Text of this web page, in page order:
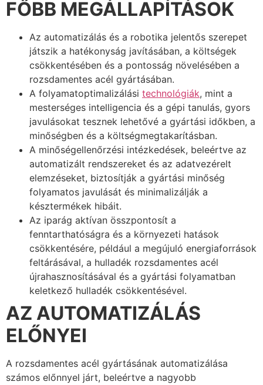
FŐBB MEGÁLLAPÍTÁSOK
Az automatizálás és a robotika jelentős szerepet
játszik a hatékonyság javításában, a költségek
csökkentésében és a pontosság növelésében a
rozsdamentes acél gyártásában.
A folyamatoptimalizálási technológiák, mint a
mesterséges intelligencia és a gépi tanulás, gyors
javulásokat tesznek lehetővé a gyártási időkben, a
minőségben és a költségmegtakarításban.
A minőségellenőrzési intézkedések, beleértve az
automatizált rendszereket és az adatvezérelt
elemzéseket, biztosítják a gyártási minőség
folyamatos javulását és minimalizálják a
késztermékek hibáit.
Az iparág aktívan összpontosít a
fenntarthatóságra és a környezeti hatások
csökkentésére, például a megújuló energiaforrások
feltárásával, a hulladék rozsdamentes acél
újrahasznosításával és a gyártási folyamatban
keletkező hulladék csökkentésével.
AZ AUTOMATIZÁLÁS
ELŐNYEI
A rozsdamentes acél gyártásának automatizálása
számos előnnyel járt, beleértve a nagyobb